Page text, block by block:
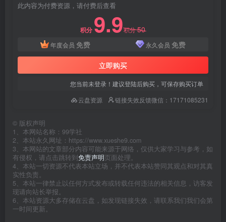
此内容为付费资源，请付费后查看
积分 9.9积分50
年度会员 免费 永久会员 免费
立即购买
您当前未登录！建议登陆后购买，可保存购买订单
云盘资源
链接失效反馈微信：17171085231
© 版权声明
1、本网站名称：99学社
2、本站永久网址：https://www.xueshe9.com
3、本网站的文章部分内容可能来源于网络，仅供大家学习与参考，如
有侵权，请点击跳转到免责声明页面处理。
4、本站一切资源不代表本站立场，并不代表本站赞同其观点和对其真
实性负责。
5、本站一律禁止以任何方式发布或转载任何违法的相关信息，访客发
现请向站长举报。
6、本站资源大多存储在云盘，如发现链接失效，请联系我们我们会第
一时间更新。